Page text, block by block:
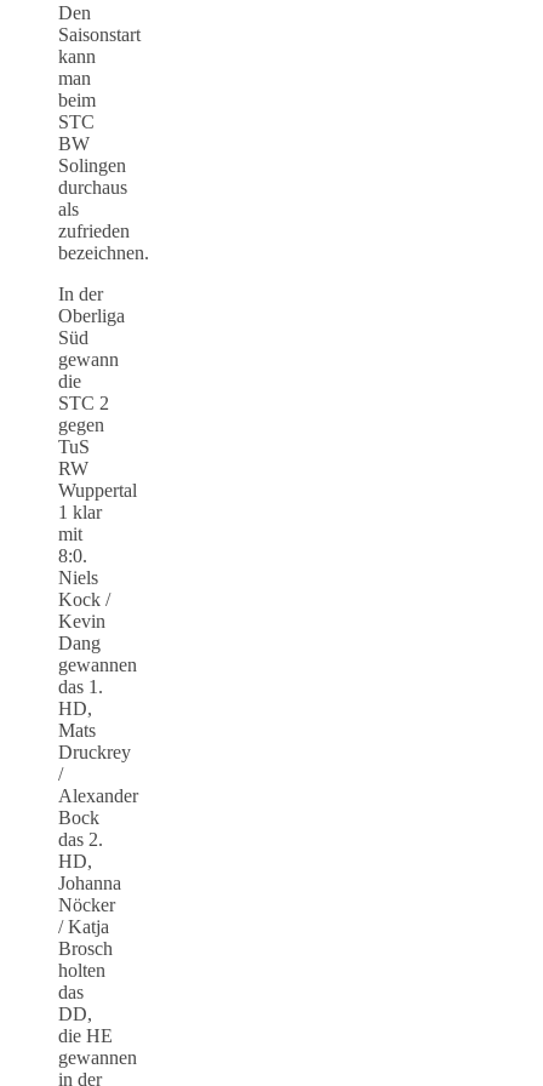
Den
Saisonstart
kann
man
beim
STC
BW
Solingen
durchaus
als
zufrieden
bezeichnen.
In der
Oberliga
Süd
gewann
die
STC 2
gegen
TuS
RW
Wuppertal
1 klar
mit
8:0.
Niels
Kock /
Kevin
Dang
gewannen
das 1.
HD,
Mats
Druckrey
/
Alexander
Bock
das 2.
HD,
Johanna
Nöcker
/ Katja
Brosch
holten
das
DD,
die HE
gewannen
in der